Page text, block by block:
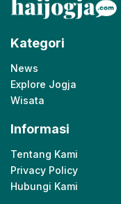
Kategori
News
Explore Jogja
Wisata
Informasi
Tentang Kami
Privacy Policy
Hubungi Kami